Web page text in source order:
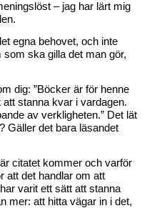
– jag har lärt mig
egna behovet, och inte
ska gilla det man gör,
dig: ”Böcker är för henne
stanna kvar i vardagen.
av verkligheten.” Det lät
Gäller det bara läsandet
citatet kommer och varför
att det handlar om att
varit ett sätt att stanna
mer: att hitta vägar in i det,